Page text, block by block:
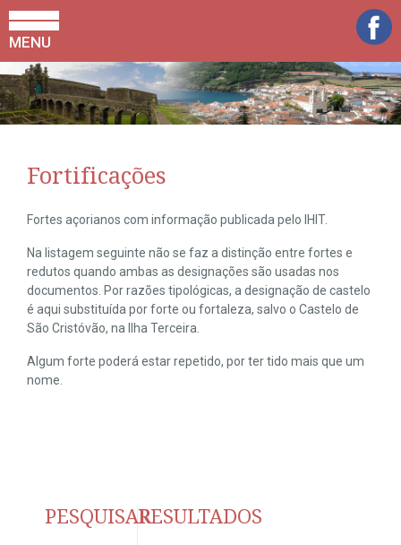
MENU
Fortificações
Fortes açorianos com informação publicada pelo IHIT.
Na listagem seguinte não se faz a distinção entre fortes e
redutos quando ambas as designações são usadas nos
documentos. Por razões tipológicas, a designação de castelo
é aqui substituída por forte ou fortaleza, salvo o Castelo de
São Cristóvão, na Ilha Terceira.
Algum forte poderá estar repetido, por ter tido mais que um
nome.
PESQUISARRESULTADOS